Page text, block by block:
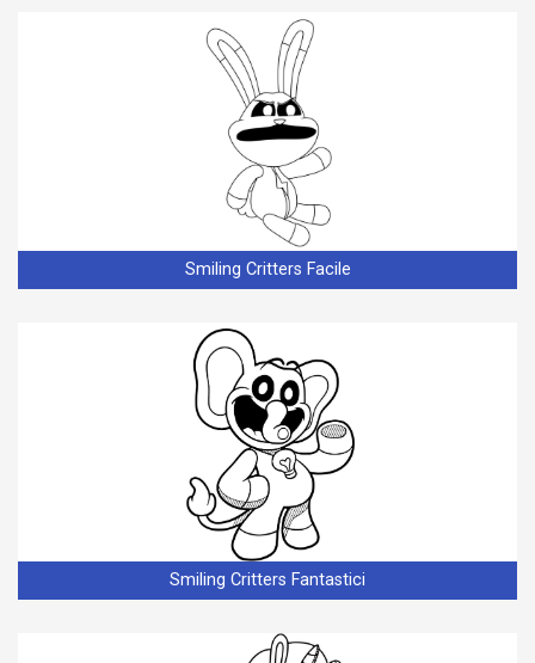
Smiling Critters Facile
Smiling Critters Fantastici